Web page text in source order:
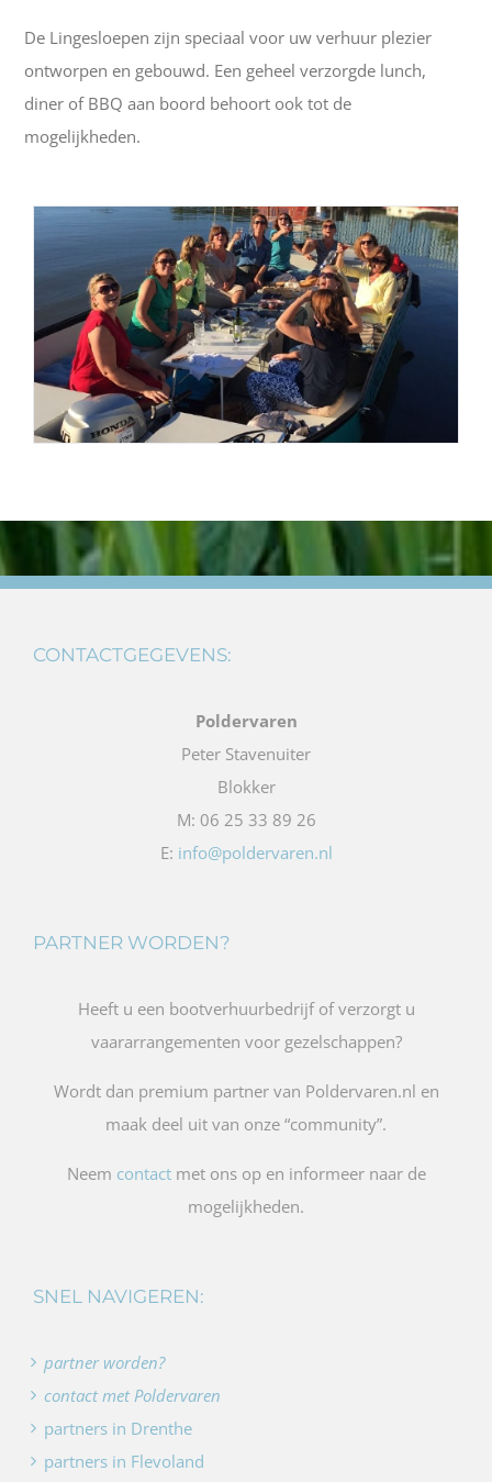
De Lingesloepen zijn speciaal voor uw verhuur plezier
ontworpen en gebouwd. Een geheel verzorgde lunch,
diner of BBQ aan boord behoort ook tot de
mogelijkheden.
CONTACTGEGEVENS:
Poldervaren
Peter Stavenuiter
Blokker
M: 06 25 33 89 26
E: info@poldervaren.nl
PARTNER WORDEN?
Heeft u een bootverhuurbedrijf of verzorgt u
vaararrangementen voor gezelschappen?
Wordt dan premium partner van Poldervaren.nl en
maak deel uit van onze “community”.
Neem contactmet ons op en informeer naar de
mogelijkheden.
SNEL NAVIGEREN:
partner worden?
contact met Poldervaren
partners in Drenthe
partners in Flevoland